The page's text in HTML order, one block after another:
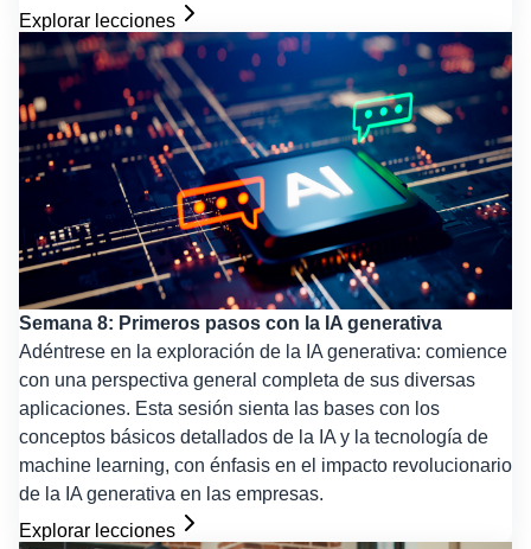
Explorar lecciones
Semana 8: Primeros pasos con la IA generativa
Adéntrese en la exploración de la IA generativa: comience
con una perspectiva general completa de sus diversas
aplicaciones. Esta sesión sienta las bases con los
conceptos básicos detallados de la IA y la tecnología de
machine learning, con énfasis en el impacto revolucionario
de la IA generativa en las empresas.
Explorar lecciones